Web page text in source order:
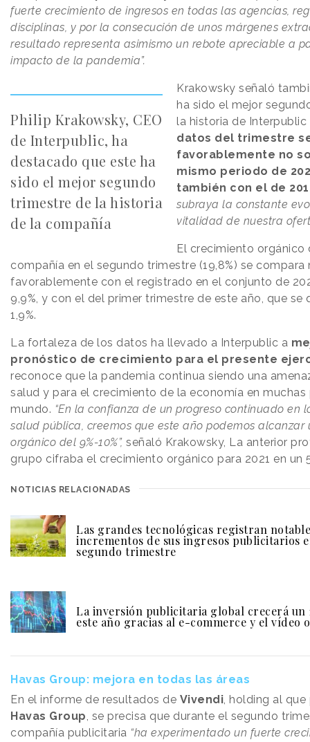
fuerte crecimiento de ingresos en todas las agencias,
disciplinas, y por la consecución de unos márgenes
resultado representa asimismo un rebote apreciable a
impacto de la pandemia”.
Philip Krakowsky, CEO
de Interpublic, ha
destacado que este ha
sido el mejor segundo
trimestre de la historia
de la compañía
Krakowsky señaló
ha sido el mejor
la historia de
datos del trimestre
favorablemente no
mismo periodo de
también con el de
subraya la constante
vitalidad de nuestra
El crecimiento orgánico
compañía en el segundo trimestre (19,8%) se compara
favorablemente con el registrado en el conjunto de
9,9%, y con el del primer trimestre de este año, que se
1,9%.
La fortaleza de los datos ha llevado a Interpublic a
pronóstico de crecimiento para el presente
reconoce que la pandemia continua siendo una
salud y para el crecimiento de la economía en muchas
mundo. “En la confianza de un progreso continuado en
salud pública, creemos que este año podemos alcanzar
orgánico del 9%-10%”, señaló Krakowsky, La anterior
grupo cifraba el crecimiento orgánico para 2021 en un
NOTICIAS RELACIONADAS
Las grandes tecnológicas registran
incrementos de sus ingresos publicitarios
segundo trimestre
La inversión publicitaria global crecerá un
este año gracias al e-commerce y el vídeo
Havas Group: mejora en todas las áreas
En el informe de resultados de Vivendi, holding al que
Havas Group, se precisa que durante el segundo
compañía publicitaria “ha experimentado un fuerte